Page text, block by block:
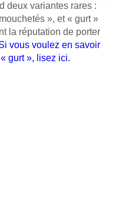
deux variantes rares :
mouchetés », et « gurt»
la réputation de porter
vous voulez en savoir
gurt», lisez ici.